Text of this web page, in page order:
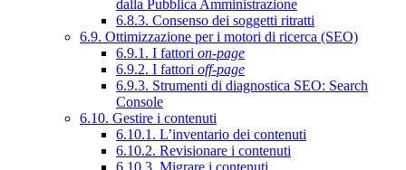
dalla Pubblica Amministrazione
6.8.3. Consenso dei soggetti ritratti
6.9. Ottimizzazione per i motori di ricerca (SEO)
6.9.1. I fattori on-page
6.9.2. I fattori off-page
6.9.3. Strumenti di diagnostica SEO: Search
Console
6.10. Gestire i contenuti
6.10.1. L’inventario dei contenuti
6.10.2. Revisionare i contenuti
6.10.3. Migrare i contenuti